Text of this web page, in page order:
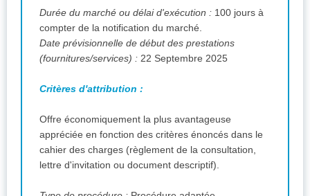
Durée du marché ou délai d'exécution : 100 jours à
compter de la notification du marché.
Date prévisionnelle de début des prestations
(fournitures/services) : 22 Septembre 2025
Critères d'attribution :
Offre économiquement la plus avantageuse
appréciée en fonction des critères énoncés dans le
cahier des charges (règlement de la consultation,
lettre d'invitation ou document descriptif).